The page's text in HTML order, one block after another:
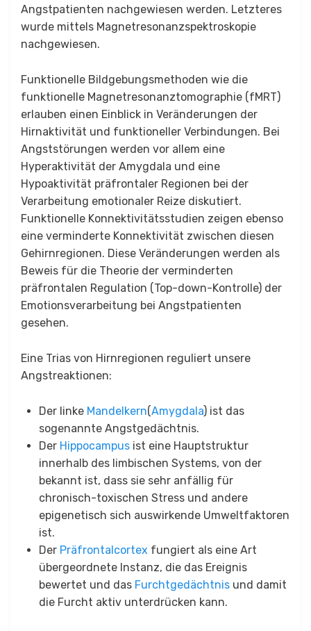
Angstpatienten nachgewiesen werden. Letzteres
wurde mittels Magnetresonanzspektroskopie
nachgewiesen.
Funktionelle Bildgebungsmethoden wie die
funktionelle Magnetresonanztomographie (fMRT)
erlauben einen Einblick in Veränderungen der
Hirnaktivität und funktioneller Verbindungen. Bei
Angststörungen werden vor allem eine
Hyperaktivität der Amygdala und eine
Hypoaktivität präfrontaler Regionen bei der
Verarbeitung emotionaler Reize diskutiert.
Funktionelle Konnektivitätsstudien zeigen ebenso
eine verminderte Konnektivität zwischen diesen
Gehirnregionen. Diese Veränderungen werden als
Beweis für die Theorie der verminderten
präfrontalen Regulation (Top-down-Kontrolle) der
Emotionsverarbeitung bei Angstpatienten
gesehen.
Eine Trias von Hirnregionen reguliert unsere
Angstreaktionen:
Der linke Mandelkern(Amygdala) ist das
sogenannte Angstgedächtnis.
Der Hippocampus ist eine Hauptstruktur
innerhalb des limbischen Systems, von der
bekannt ist, dass sie sehr anfällig für
chronisch-toxischen Stress und andere
epigenetisch sich auswirkende Umweltfaktoren
ist.
Der Präfrontalcortex fungiert als eine Art
übergeordnete Instanz, die das Ereignis
bewertet und das Furchtgedächtnis und damit
die Furcht aktiv unterdrücken kann.